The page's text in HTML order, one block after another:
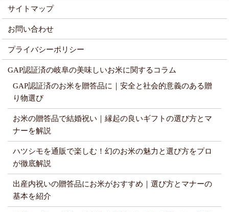
サイトマップ
お問い合わせ
プライバシーポリシー
GAP認証済の岐阜の美味しいお米に関するコラム
GAP認証済のお米を贈答品に｜安全と社会的意義のある贈
り物選び
お米の贈答品で結婚祝い｜縁起の良いギフトの選び方とマ
ナーを解説
ハツシモを通販で楽しむ！幻のお米の魅力と選び方をプロ
が徹底解説
出産内祝いの贈答品にお米がおすすめ｜選び方とマナーの
基本を紹介